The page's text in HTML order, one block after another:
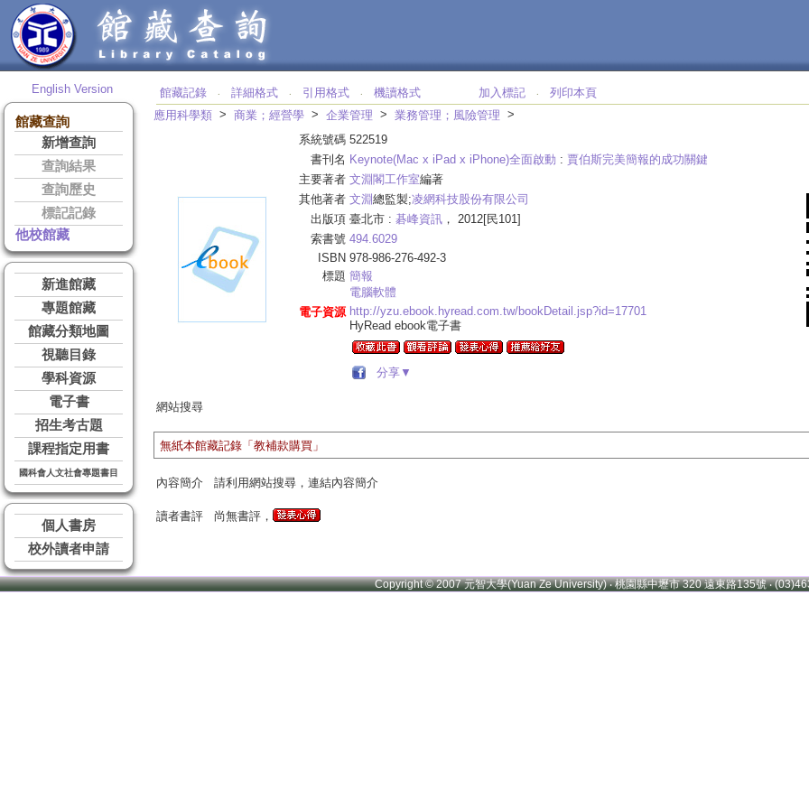
English Version
館藏查詢
新增查詢
查詢結果
查詢歷史
標記記錄
他校館藏
新進館藏
專題館藏
館藏分類地圖
視聽目錄
學科資源
電子書
招生考古題
課程指定用書
國科會人文社會專題書目
個人書房
校外讀者申請
館藏記錄 ‧ 詳細格式 ‧ 引用格式 ‧ 機讀格式 加入標記 ‧
列印本頁
應用科學類 > 商業；經營學 > 企業管理 > 業務管理；風險管理 >
系統號碼 522519
書刊名 Keynote(Mac x iPad x iPhone)全面啟動 : 賈伯斯完美簡報的成功關鍵
主要著者 文淵閣工作室編著
其他著者 文淵總監製;凌網科技股份有限公司
出版項 臺北市 : 碁峰資訊 ， 2012[民101]
索書號 494.6029
ISBN 978-986-276-492-3
標題 簡報
電腦軟體
電子資源 http://yzu.ebook.hyread.com.tw/bookDetail.jsp?id=17701
HyRead ebook電子書
分享▼
網站搜尋
無紙本館藏記錄「教補款購買」
內容簡介 請利用網站搜尋，連結內容簡介
讀者書評 尚無書評，
Copyright © 2007 元智大學(Yuan Ze University) ‧ 桃園縣中壢市 320 遠東路135號 ‧